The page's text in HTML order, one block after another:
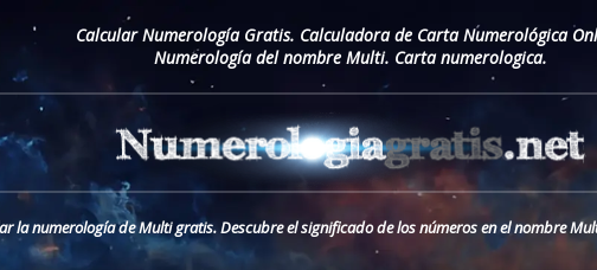
Calcular Numerología Gratis. Calculadora de Carta Numerológica
Numerología del nombre Multi. Carta numerologica.
la numerología de Multi gratis. Descubre el significado de los números en el nombre